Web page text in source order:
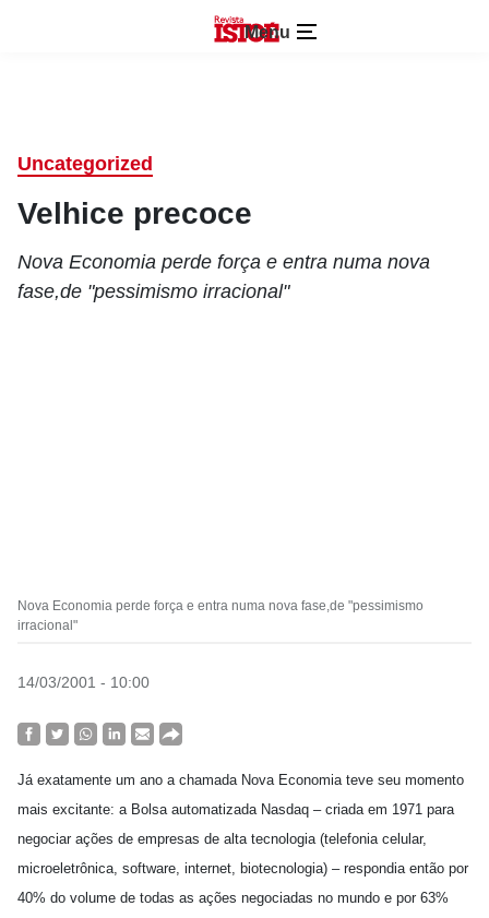
Menu
Uncategorized
Velhice precoce
Nova Economia perde força e entra numa nova
fase,de "pessimismo irracional"
Nova Economia perde força e entra numa nova fase,de "pessimismo
irracional"
14/03/2001 - 10:00
Já exatamente um ano a chamada Nova Economia teve seu momento
mais excitante: a Bolsa automatizada Nasdaq – criada em 1971 para
negociar ações de empresas de alta tecnologia (telefonia celular,
microeletrônica, software, internet, biotecnologia) – respondia então por
40% do volume de todas as ações negociadas no mundo e por 63%